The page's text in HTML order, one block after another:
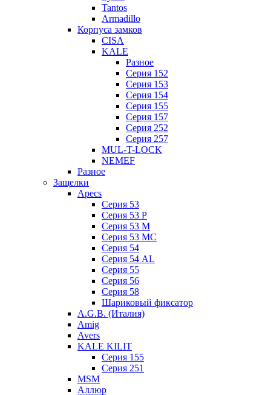
Tantos
Armadillo
Корпуса замков
CISA
KALE
Разное
Серия 152
Серия 153
Серия 154
Серия 155
Серия 157
Серия 252
Серия 257
MUL-T-LOCK
NEMEF
Разное
Защелки
Apecs
Серия 53
Серия 53 P
Серия 53 М
Серия 53 МC
Серия 54
Серия 54 AL
Серия 55
Серия 56
Серия 58
Шариковый фиксатор
A.G.B. (Италия)
Amig
Avers
KALE KILIT
Серия 155
Серия 251
MSM
Аллюр